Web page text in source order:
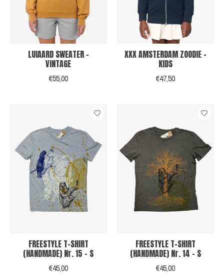
LUIAARD SWEATER -
VINTAGE
€55,00
XXX AMSTERDAM ZOODIE -
KIDS
€47,50
FREESTYLE T-SHIRT
(HANDMADE) Nr. 15 - S
€45,00
FREESTYLE T-SHIRT
(HANDMADE) Nr. 14 - S
€45,00